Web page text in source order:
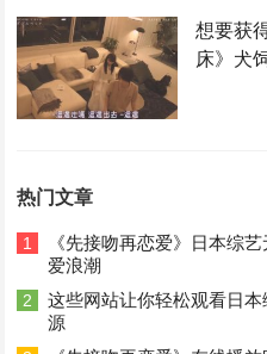
想要获
床》犬
热门文章
1
《先接吻再恋爱》日本综
爱浪潮
2
这些网站让你轻松观看日
源